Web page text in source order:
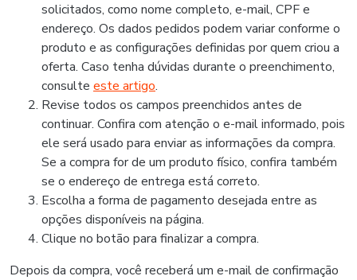
solicitados, como nome completo, e-mail, CPF e
endereço. Os dados pedidos podem variar conforme o
produto e as configurações definidas por quem criou a
oferta. Caso tenha dúvidas durante o preenchimento,
consulte este artigo.
Revise todos os campos preenchidos antes de
continuar. Confira com atenção o e-mail informado, pois
ele será usado para enviar as informações da compra.
Se a compra for de um produto físico, confira também
se o endereço de entrega está correto.
Escolha a forma de pagamento desejada entre as
opções disponíveis na página.
Clique no botão para finalizar a compra.
Depois da compra, você receberá um e-mail de confirmação